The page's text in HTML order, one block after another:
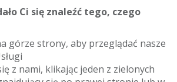
Ci się znaleźć tego, czego
górze strony, aby przeglądać nasze
z nami, klikając jeden z zielonych